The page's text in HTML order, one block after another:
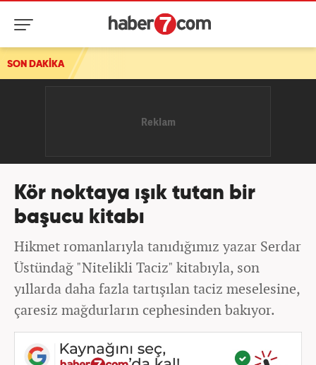
SON DAKİKA
Kör noktaya ışık tutan bir
başucu kitabı
Hikmet romanlarıyla tanıdığımız yazar Serdar
Üstündağ "Nitelikli Taciz" kitabıyla, son
yıllarda daha fazla tartışılan taciz meselesine,
çaresiz mağdurların cephesinden bakıyor.